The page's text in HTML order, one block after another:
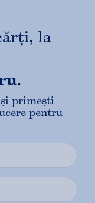
la
primești
pentru